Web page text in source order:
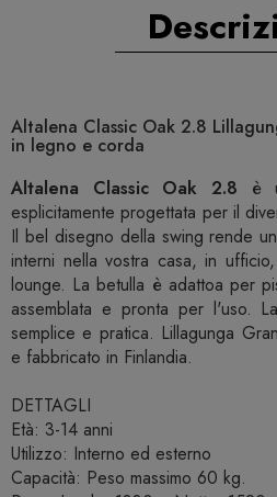
Altalena Classic Oak 2.8
in legno e corda
Altalena Classic Oak 2.8 è
esplicitamente progettata per il
Il bel disegno della swing rende
interni nella vostra casa, in
lounge. La betulla è adattoa per
assemblata e pronta per l'uso.
semplice e pratica. Lillagunga
e fabbricato in Finlandia.
DETTAGLI
Età: 3-14 anni
Utilizzo: Interno ed esterno
Capacità: Peso massimo 60 kg.